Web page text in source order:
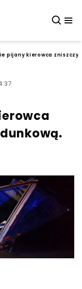
pijany kierowca zniszczył